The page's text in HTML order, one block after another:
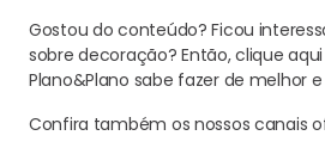
Gostou do conteúdo? Ficou
sobre decoração? Então, clique
Plano&Plano sabe fazer de melhor
Confira também os nossos canais